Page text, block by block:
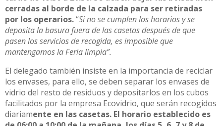
cerradas al borde de la calzada para ser retiradas
por los operarios.“Si no se cumplen los horarios y se
deposita la basura fuera de las casetas después de que
pasen los servicios de recogida, es imposible que
mantengamos la Feria limpia”.
El delegado también insiste en la importancia de reciclar
los envases, para ello, se deben separar los envases de
vidrio del resto de residuos y depositarlos en los cubos
facilitados por la empresa Ecovidrio, que serán recogidos
diariamente en las casetas. El horario establecido es